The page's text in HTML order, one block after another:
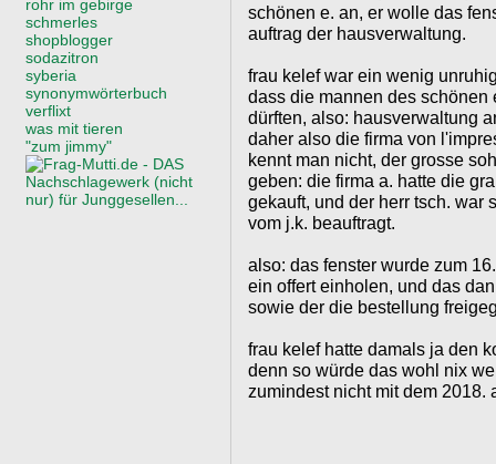
rohr im gebirge
schmerles
shopblogger
sodazitron
syberia
synonymwörterbuch
verflixt
was mit tieren
"zum jimmy"
schönen e. an, er wolle das
auftrag der hausverwaltung.
frau kelef war ein wenig
dass die mannen des schönen
dürften, also: hausverwaltung
daher also die firma von
kennt man nicht, der grosse
geben: die firma a. hatte die
gekauft, und der herr tsch. war
vom j.k. beauftragt.
also: das fenster wurde zum
ein offert einholen, und das
sowie der die bestellung
frau kelef hatte damals ja den
denn so würde das wohl nix
zumindest nicht mit dem 2018.